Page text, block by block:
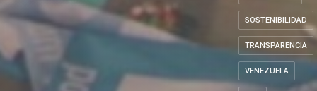
REFUGIADOS
SOLIDARIDAD
SOSTENIBILIDAD